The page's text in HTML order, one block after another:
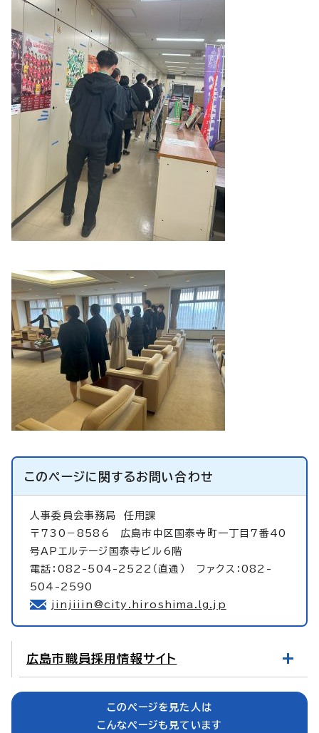
このページに関するお問い合わせ
人事委員会事務局 任用課
〒730－8586 広島市中区国泰寺町一丁目7番40
号APエルテージ国泰寺ビル6階
電話：082-504-2522（直通） ファクス：082-
504-2590
jinjiiin@city.hiroshima.lg.jp
広島市職員採用情報サイト
このページを見た人は
こんなページも見ています